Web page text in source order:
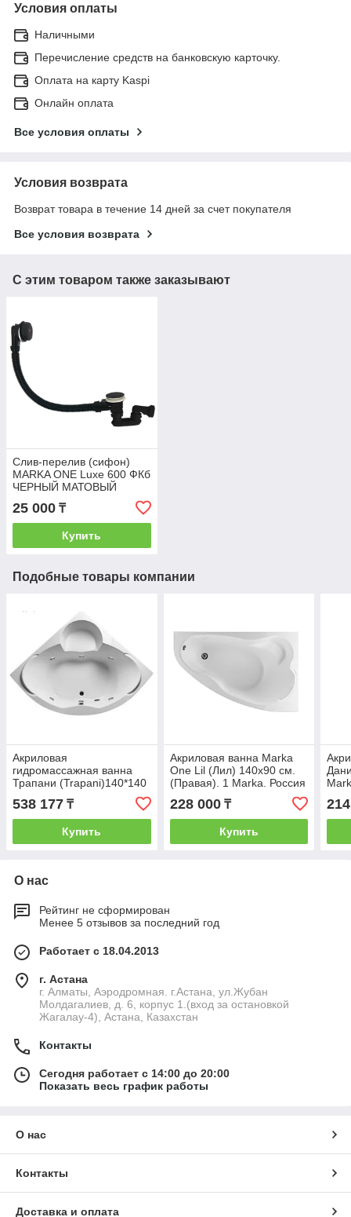
Условия оплаты
Наличными
Перечисление средств на банковскую карточку.
Оплата на карту Kaspi
Онлайн оплата
Все условия оплаты
Условия возврата
Возврат товара в течение 14 дней за счет покупателя
Все условия возврата
С этим товаром также заказывают
Слив-перелив (сифон)
MARKA ONE Luxe 600 ФКб
ЧЕРНЫЙ МАТОВЫЙ
25 000 ₸
Купить
Подобные товары компании
Акриловая
гидромассажная ванна
Трапани (Trapani)140*140
см. Общий массаж. 1
Marka. Россия
538 177 ₸
Купить
Акриловая ванна Marka
One Lil (Лил) 140x90 см.
(Правая). 1 Marka. Россия
228 000₸
Купить
О нас
Рейтинг не сформирован
Менее 5 отзывов за последний год
Работает с 18.04.2013
г. Астана
г. Алматы, Аэродромная. г.Астана, ул.Жубан
Молдагалиев, д. 6, корпус 1.(вход за остановкой
Жагалау-4), Астана, Казахстан
Контакты
Сегодня работает с 14:00 до 20:00
Показать весь график работы
О нас
Контакты
Доставка и оплата